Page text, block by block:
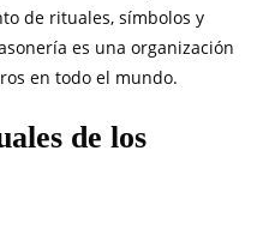
de rituales, símbolos y
es una organización
en todo el mundo.
de los